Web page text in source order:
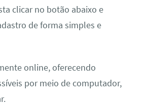
clicar no botão abaixo e
de forma simples e
online, oferecendo
por meio de computador,